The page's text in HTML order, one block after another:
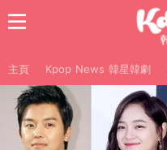
主頁 Kpop News 韓星韓劇